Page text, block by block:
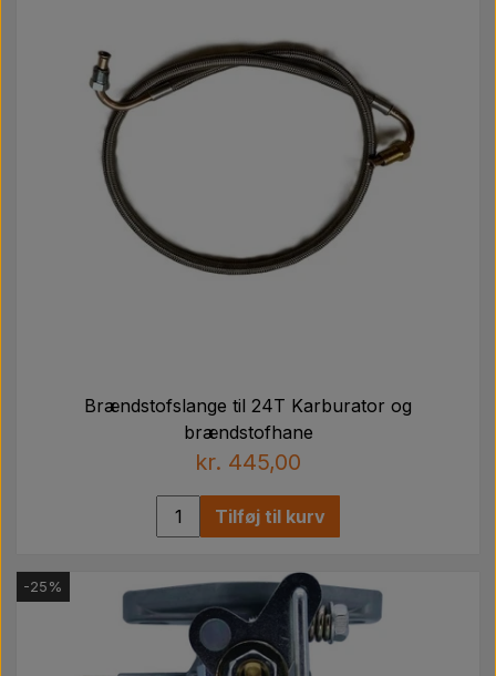
Brændstofslange til 24T Karburator og
brændstofhane
kr. 445,00
Tilføj til kurv
-25%